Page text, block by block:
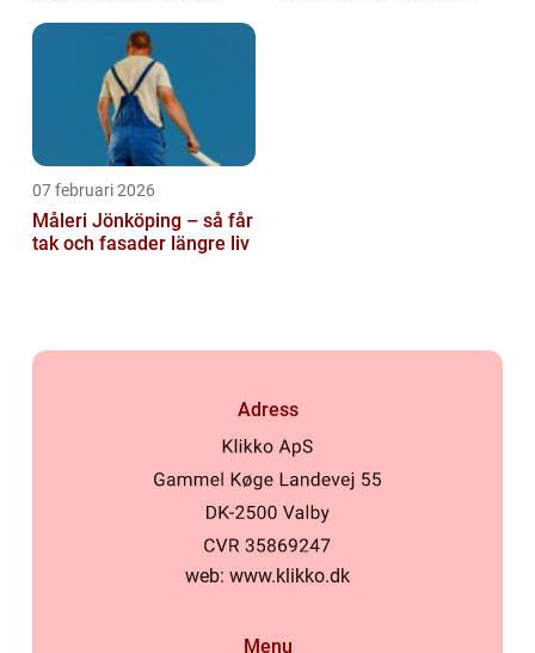
07 februari 2026
Måleri Jönköping – så får
tak och fasader längre liv
Adress
web: www.klikko.dk
Menu